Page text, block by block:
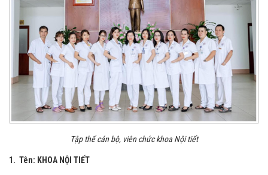
Tập thể cán bộ, viên chức khoa Nội tiết
1. Tên: KHOA NỘI TIẾT